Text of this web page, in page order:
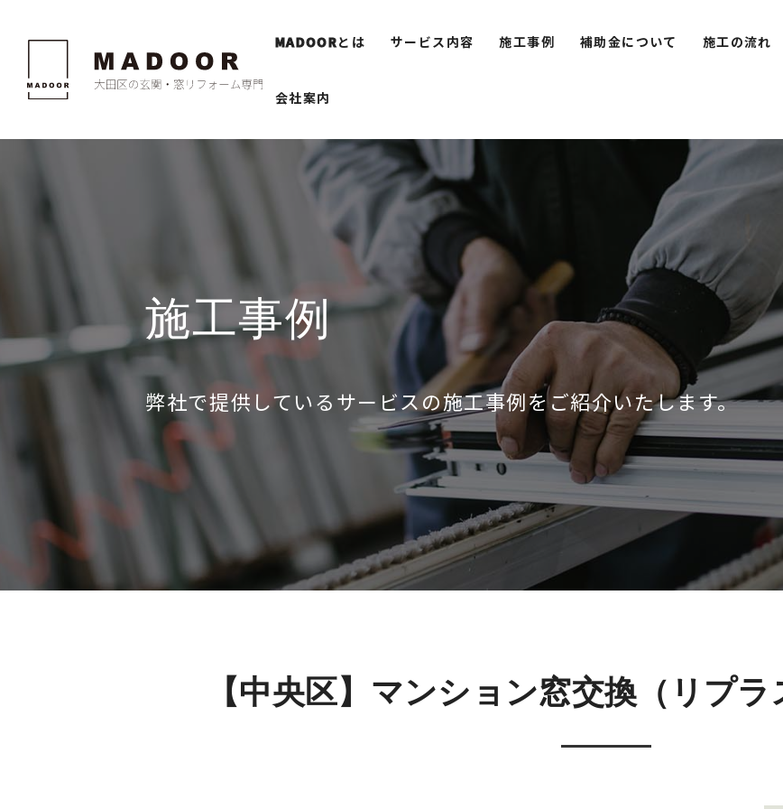
MADOORとは サービス内容 施工事例 補助金について 施工の流れ
会社案内
施工事例
弊社で提供しているサービスの施工事例をご紹介いたします。
【中央区】マンション窓交換（リプラ